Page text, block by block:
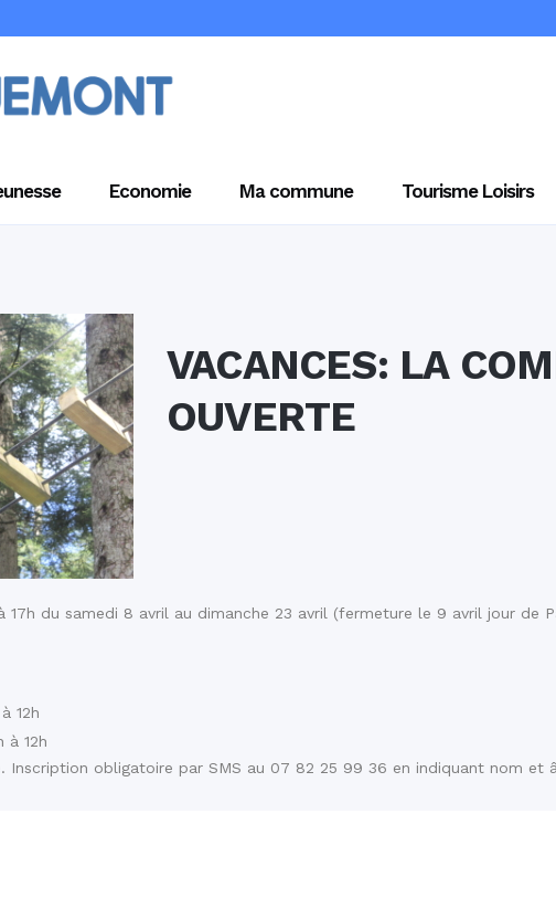
Economie Ma commune Tourisme Loisirs
VACANCES: LA
OUVERTE
17h du samedi 8 avril au dimanche 23 avril (fermeture le 9 avril jour de
12h
à 12h
Inscription obligatoire par SMS au 07 82 25 99 36 en indiquant nom et